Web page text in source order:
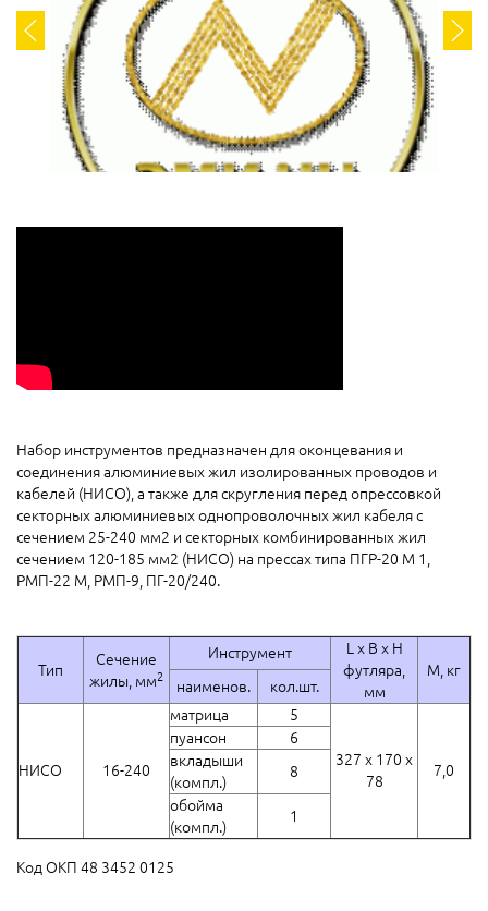
Набор инструментов предназначен для оконцевания и
соединения алюминиевых жил изолированных проводов и
кабелей (НИСО), а также для скругления перед опрессовкой
секторных алюминиевых однопроволочных жил кабеля с
сечением 25-240 мм2 и секторных комбинированных жил
сечением 120-185 мм2 (НИСО) на прессах типа ПГР-20 М 1,
РМП-22 М, РМП-9, ПГ-20/240.
Тип
Сечение
жилы, мм2
Инструмент
L x B x H
футляра,
мм
М, кг
наименов.
кол.шт.
НИСО 16-240
матрица 5
327 х 170 х
78
7,0
пуансон
6
вкладыши
(компл.)
8
обойма
(компл.)
1
Код ОКП 48 3452 0125